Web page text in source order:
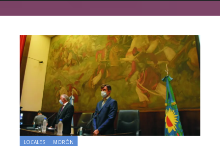
LOCALES MORÓN